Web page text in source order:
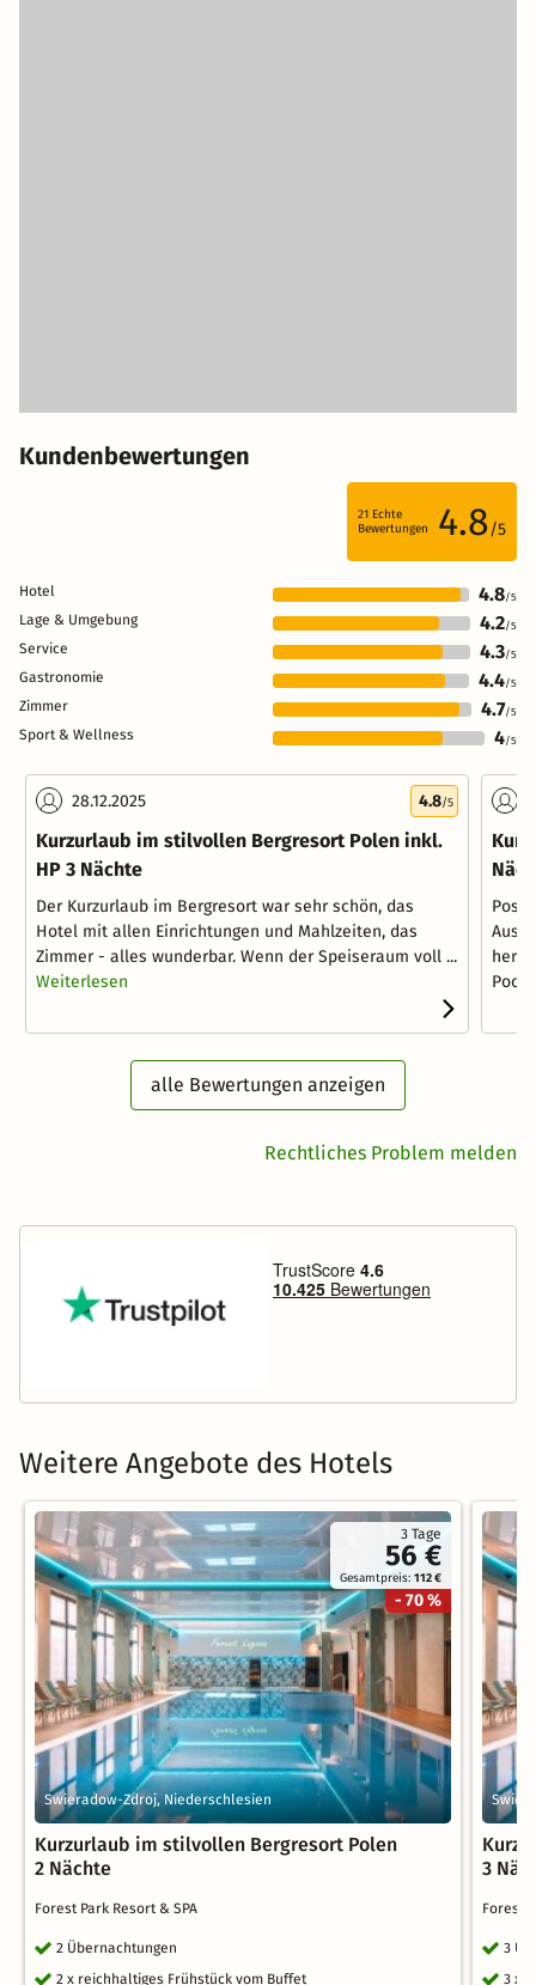
Kundenbewertungen
21 Echte
Bewertungen
4.8/5
Hotel 4.8/5
Lage & Umgebung 4.2/5
Service 4.3/5
Gastronomie 4.4/5
Zimmer 4.7/5
Sport & Wellness 4/5
28.12.2025 4.8/5
Kurzurlaub im stilvollen Bergresort Polen inkl.
HP 3 Nächte
Der Kurzurlaub im Bergresort war sehr schön, das
Hotel mit allen Einrichtungen und Mahlzeiten, das
Zimmer - alles wunderbar. Wenn der Speiseraum voll ...
Weiterlesen
alle Bewertungen anzeigen
Rechtliches Problem melden
Weitere Angebote des Hotels
3 Tage
56 €
Gesamtpreis:112 €
- 70 %
Swieradow-Zdroj, Niederschlesien
Kurzurlaub im stilvollen Bergresort Polen
2 Nächte
Forest Park Resort & SPA
2 Übernachtungen
2 x reichhaltiges Frühstück vom Buffet
3
Forest
3
3 x